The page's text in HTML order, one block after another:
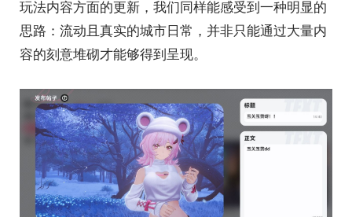
玩法内容方面的更新，我们同样能感受到一种明显的
思路：流动且真实的城市日常，并非只能通过大量内
容的刻意堆砌才能够得到呈现。